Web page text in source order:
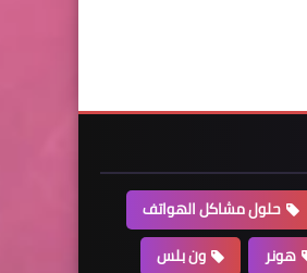
حلول مشاكل الهواتف
هونر ون بلس